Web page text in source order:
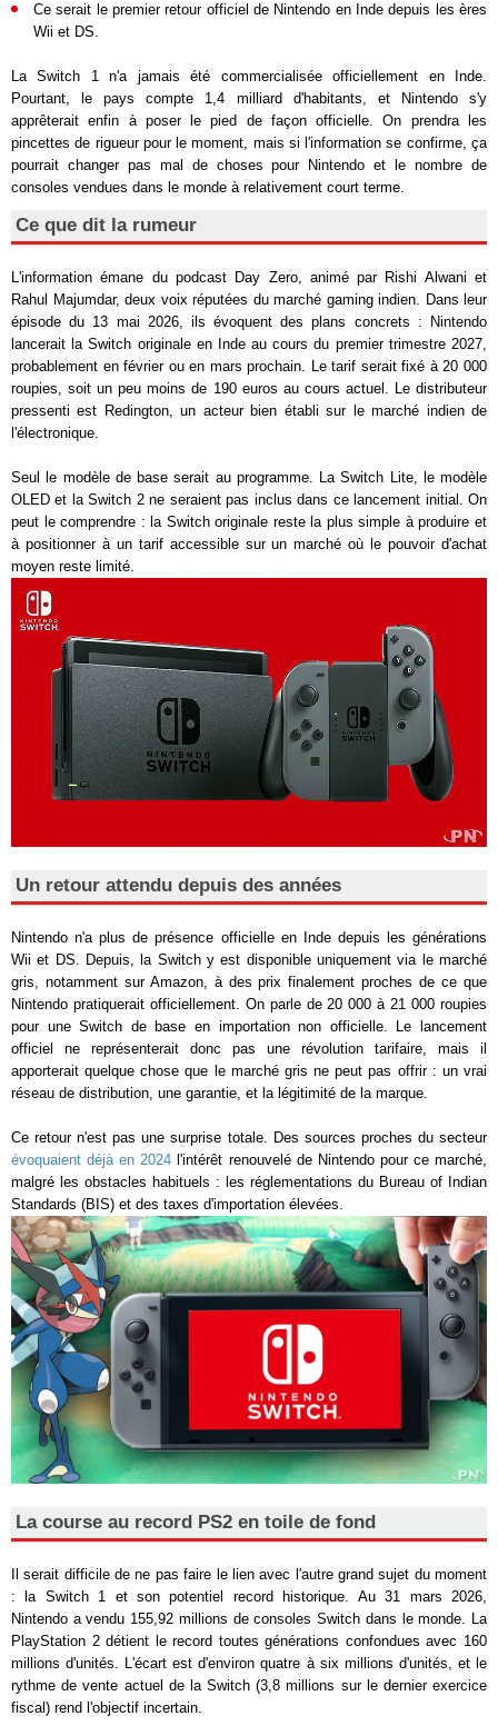
Ce serait le premier retour officiel de Nintendo en Inde depuis les ères
Wii et DS.
La Switch 1 n'a jamais été commercialisée officiellement en Inde.
Pourtant, le pays compte 1,4 milliard d'habitants, et Nintendo s'y
apprêterait enfin à poser le pied de façon officielle. On prendra les
pincettes de rigueur pour le moment, mais si l'information se confirme, ça
pourrait changer pas mal de choses pour Nintendo et le nombre de
consoles vendues dans le monde à relativement court terme.
Ce que dit la rumeur
L'information émane du podcast Day Zero, animé par Rishi Alwani et
Rahul Majumdar, deux voix réputées du marché gaming indien. Dans leur
épisode du 13 mai 2026, ils évoquent des plans concrets : Nintendo
lancerait la Switch originale en Inde au cours du premier trimestre 2027,
probablement en février ou en mars prochain. Le tarif serait fixé à 20 000
roupies, soit un peu moins de 190 euros au cours actuel. Le distributeur
pressenti est Redington, un acteur bien établi sur le marché indien de
l'électronique.
Seul le modèle de base serait au programme. La Switch Lite, le modèle
OLED et la Switch 2 ne seraient pas inclus dans ce lancement initial. On
peut le comprendre : la Switch originale reste la plus simple à produire et
à positionner à un tarif accessible sur un marché où le pouvoir d'achat
moyen reste limité.
Un retour attendu depuis des années
Nintendo n'a plus de présence officielle en Inde depuis les générations
Wii et DS. Depuis, la Switch y est disponible uniquement via le marché
gris, notamment sur Amazon, à des prix finalement proches de ce que
Nintendo pratiquerait officiellement. On parle de 20 000 à 21 000 roupies
pour une Switch de base en importation non officielle. Le lancement
officiel ne représenterait donc pas une révolution tarifaire, mais il
apporterait quelque chose que le marché gris ne peut pas offrir : un vrai
réseau de distribution, une garantie, et la légitimité de la marque.
Ce retour n'est pas une surprise totale. Des sources proches du secteur
évoquaient déjà en 2024 l'intérêt renouvelé de Nintendo pour ce marché,
malgré les obstacles habituels : les réglementations du Bureau of Indian
Standards (BIS) et des taxes d'importation élevées.
La course au record PS2 en toile de fond
Il serait difficile de ne pas faire le lien avec l'autre grand sujet du moment
: la Switch 1 et son potentiel record historique. Au 31 mars 2026,
Nintendo a vendu 155,92 millions de consoles Switch dans le monde. La
PlayStation 2 détient le record toutes générations confondues avec 160
millions d'unités. L'écart est d'environ quatre à six millions d'unités, et le
rythme de vente actuel de la Switch (3,8 millions sur le dernier exercice
fiscal) rend l'objectif incertain.